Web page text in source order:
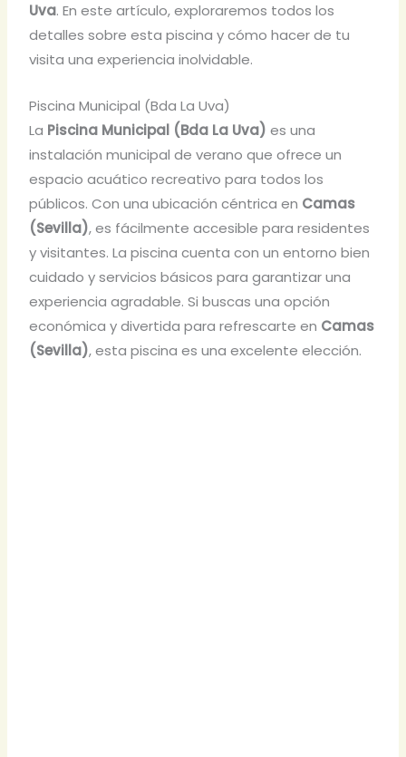
Uva. En este artículo, exploraremos todos los
detalles sobre esta piscina y cómo hacer de tu
visita una experiencia inolvidable.
Piscina Municipal (Bda La Uva)
La Piscina Municipal (Bda La Uva) es una
instalación municipal de verano que ofrece un
espacio acuático recreativo para todos los
públicos. Con una ubicación céntrica en Camas
(Sevilla), es fácilmente accesible para residentes
y visitantes. La piscina cuenta con un entorno bien
cuidado y servicios básicos para garantizar una
experiencia agradable. Si buscas una opción
económica y divertida para refrescarte en Camas
(Sevilla), esta piscina es una excelente elección.